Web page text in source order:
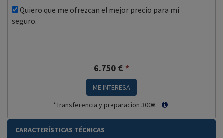
Quiero que me ofrezcan el mejor precio para mi
seguro.
6.750 € *
ME INTERESA
*Transferencia y preparacion 300€.
CARACTERÍSTICAS TÉCNICAS